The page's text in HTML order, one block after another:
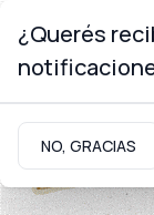
Infraestructura
Neuquén
¿Querés
NO, GRACIAS